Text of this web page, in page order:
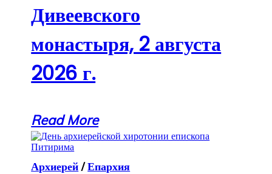
Дивеевского
монастыря, 2 августа
2026 г.
Read More
Архиерей /Епархия